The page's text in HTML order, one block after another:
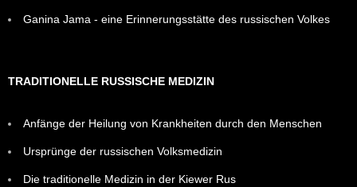
Ganina Jama - eine Erinnerungsstätte des russischen Volkes
TRADITIONELLE RUSSISCHE MEDIZIN
Anfänge der Heilung von Krankheiten durch den Menschen
Ursprünge der russischen Volksmedizin
Die traditionelle Medizin in der Kiewer Rus